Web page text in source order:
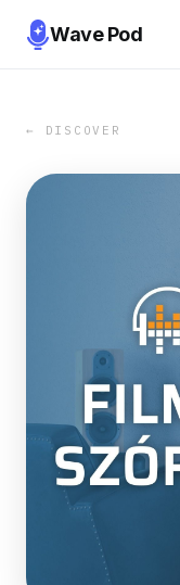
Wave Pod
← DISCOVER